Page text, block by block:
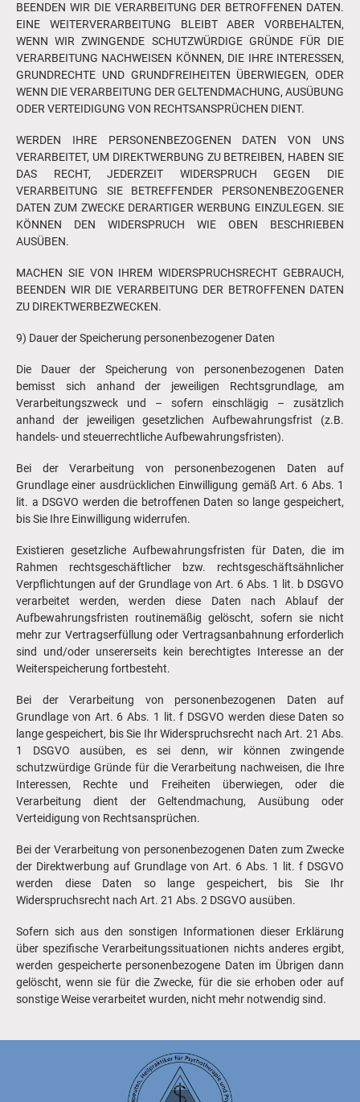
BEENDEN WIR DIE VERARBEITUNG DER BETROFFENEN DATEN.
EINE WEITERVERARBEITUNG BLEIBT ABER VORBEHALTEN,
WENN WIR ZWINGENDE SCHUTZWÜRDIGE GRÜNDE FÜR DIE
VERARBEITUNG NACHWEISEN KÖNNEN, DIE IHRE INTERESSEN,
GRUNDRECHTE UND GRUNDFREIHEITEN ÜBERWIEGEN, ODER
WENN DIE VERARBEITUNG DER GELTENDMACHUNG, AUSÜBUNG
ODER VERTEIDIGUNG VON RECHTSANSPRÜCHEN DIENT.
WERDEN IHRE PERSONENBEZOGENEN DATEN VON UNS
VERARBEITET, UM DIREKTWERBUNG ZU BETREIBEN, HABEN SIE
DAS RECHT, JEDERZEIT WIDERSPRUCH GEGEN DIE
VERARBEITUNG SIE BETREFFENDER PERSONENBEZOGENER
DATEN ZUM ZWECKE DERARTIGER WERBUNG EINZULEGEN. SIE
KÖNNEN DEN WIDERSPRUCH WIE OBEN BESCHRIEBEN
AUSÜBEN.
MACHEN SIE VON IHREM WIDERSPRUCHSRECHT GEBRAUCH,
BEENDEN WIR DIE VERARBEITUNG DER BETROFFENEN DATEN
ZU DIREKTWERBEZWECKEN.
9) Dauer der Speicherung personenbezogener Daten
Die Dauer der Speicherung von personenbezogenen Daten
bemisst sich anhand der jeweiligen Rechtsgrundlage, am
Verarbeitungszweck und – sofern einschlägig – zusätzlich
anhand der jeweiligen gesetzlichen Aufbewahrungsfrist (z.B.
handels- und steuerrechtliche Aufbewahrungsfristen).
Bei der Verarbeitung von personenbezogenen Daten auf
Grundlage einer ausdrücklichen Einwilligung gemäß Art. 6 Abs. 1
lit. a DSGVO werden die betroffenen Daten so lange gespeichert,
bis Sie Ihre Einwilligung widerrufen.
Existieren gesetzliche Aufbewahrungsfristen für Daten, die im
Rahmen rechtsgeschäftlicher bzw. rechtsgeschäftsähnlicher
Verpflichtungen auf der Grundlage von Art. 6 Abs. 1 lit. b DSGVO
verarbeitet werden, werden diese Daten nach Ablauf der
Aufbewahrungsfristen routinemäßig gelöscht, sofern sie nicht
mehr zur Vertragserfüllung oder Vertragsanbahnung erforderlich
sind und/oder unsererseits kein berechtigtes Interesse an der
Weiterspeicherung fortbesteht.
Bei der Verarbeitung von personenbezogenen Daten auf
Grundlage von Art. 6 Abs. 1 lit. f DSGVO werden diese Daten so
lange gespeichert, bis Sie Ihr Widerspruchsrecht nach Art. 21 Abs.
1 DSGVO ausüben, es sei denn, wir können zwingende
schutzwürdige Gründe für die Verarbeitung nachweisen, die Ihre
Interessen, Rechte und Freiheiten überwiegen, oder die
Verarbeitung dient der Geltendmachung, Ausübung oder
Verteidigung von Rechtsansprüchen.
Bei der Verarbeitung von personenbezogenen Daten zum Zwecke
der Direktwerbung auf Grundlage von Art. 6 Abs. 1 lit. f DSGVO
werden diese Daten so lange gespeichert, bis Sie Ihr
Widerspruchsrecht nach Art. 21 Abs. 2 DSGVO ausüben.
Sofern sich aus den sonstigen Informationen dieser Erklärung
über spezifische Verarbeitungssituationen nichts anderes ergibt,
werden gespeicherte personenbezogene Daten im Übrigen dann
gelöscht, wenn sie für die Zwecke, für die sie erhoben oder auf
sonstige Weise verarbeitet wurden, nicht mehr notwendig sind.